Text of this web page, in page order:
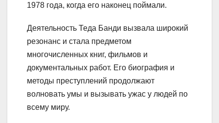
1978 года, когда его наконец поймали.
Деятельность Теда Банди вызвала широкий
резонанс и стала предметом
многочисленных книг, фильмов и
документальных работ. Его биография и
методы преступлений продолжают
волновать умы и вызывать ужас у людей по
всему миру.